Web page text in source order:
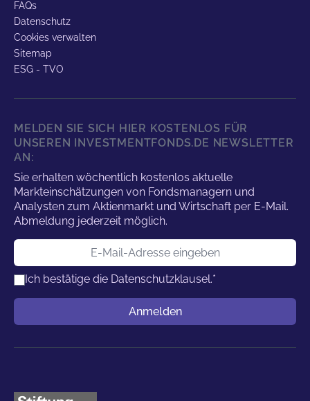
FAQs
Datenschutz
Cookies verwalten
Sitemap
ESG - TVO
MELDEN SIE SICH HIER KOSTENLOS FÜR
UNSEREN INVESTMENTFONDS.DE NEWSLETTER
AN:
Sie erhalten wöchentlich kostenlos aktuelle
Markteinschätzungen von Fondsmanagern und
Analysten zum Aktienmarkt und Wirtschaft per E-Mail.
Abmeldung jederzeit möglich.
E-Mail-Adresse
Ich bestätige die Datenschutzklausel.*
Anmelden